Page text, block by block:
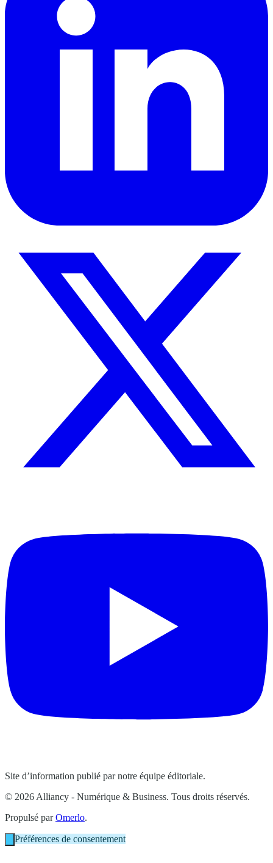
Site d’information publié par notre équipe éditoriale.
© 2026 Alliancy - Numérique & Business. Tous droits réservés.
Propulsé parOmerlo.
Préférences de consentement